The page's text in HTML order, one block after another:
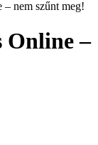
nem szűnt meg!
Online –